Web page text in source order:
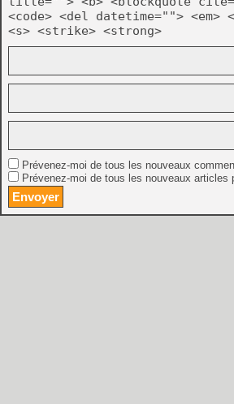
<code> <del datetime="">
<s> <strike> <strong>
Prévenez-moi de tous les nouveaux
Prévenez-moi de tous les nouveaux articles